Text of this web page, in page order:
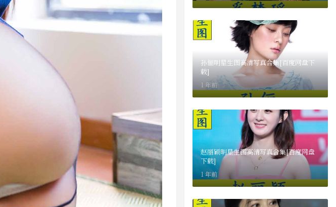
孙俪明星生图高清写真合集[百度网盘下
载]
1 年前
赵丽颖明星生图高清写真合集[百度网盘
下载]
1 年前